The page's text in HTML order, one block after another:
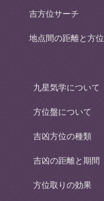
吉方位サーチ
地点間の距離と方位
九星気学について
方位盤について
吉凶方位の種類
吉凶の距離と期間
方位取りの効果